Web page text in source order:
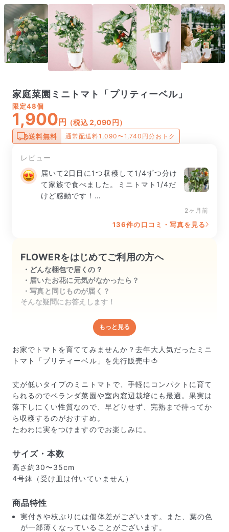
家庭菜園ミニトマト「プリティーベル」
限定48個
1,900円 （税込 2,090円）
送料無料 通常配送料1,090〜1,740円分おトク
レビュー
届いて2日目に1つ収穫して1/4ずつ分け
て家族で食べました。ミニトマト1/4だ
けど感動です！
楽しみです。
2ヶ月前
136件の口コミ・写真を見る
FLOWERをはじめてご利用の方へ
どんな梱包で届くの？
届いたお花に元気がなかったら？
写真と同じものが届く？
そんな疑問にお答えします！
どんな梱包で届くの？
出荷前に水揚げ（花が水を吸いやすくなる処理）を施
し、専用ボックスに丁寧に梱包してお届けしています。
きゅっとまとめられて一見窮屈そうに見えますが、輸送
もっと見る
お家でトマトを育ててみませんか？去年大人気だったミニ
トマト「プリティーベル」を先行販売中🍅
丈が低いタイプのミニトマトで、手軽にコンパクトに育て
られるのでベランダ菜園や室内窓辺栽培にも最適。果実は
落下しにくい性質なので、早どりせず、完熟まで待ってか
ら収穫するのがおすすめ。
たわわに実をつけますのでお楽しみに。
サイズ・本数
高さ約30〜35cm
4号鉢（受け皿は付いていません）
商品特性
実付きや枝ぶりには個体差がございます。また、葉の色
が一部薄くなっていることがございます。